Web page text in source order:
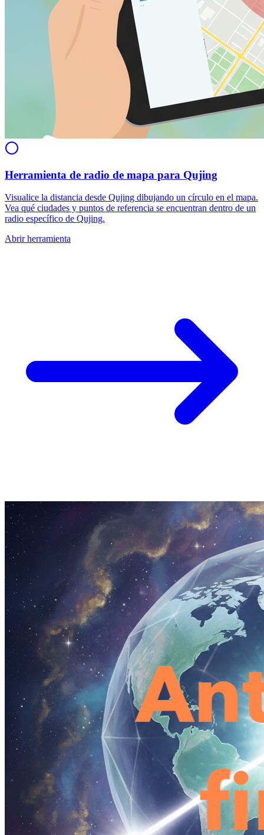
Herramienta de radio de mapa para Qujing
Visualice la distancia desde Qujing dibujando un círculo en el mapa.
Vea qué ciudades y puntos de referencia se encuentran dentro de un
radio específico de Qujing.
Abrir herramienta